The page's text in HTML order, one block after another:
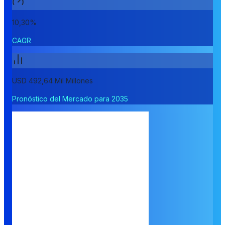
10,30%
CAGR
USD 492,64 Mil Millones
Pronóstico del Mercado para 2035